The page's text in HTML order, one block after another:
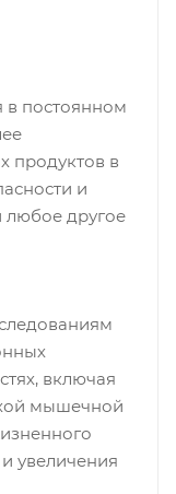
в постоянном
продуктов в
и
любое другое
включая
мышечной
увеличения